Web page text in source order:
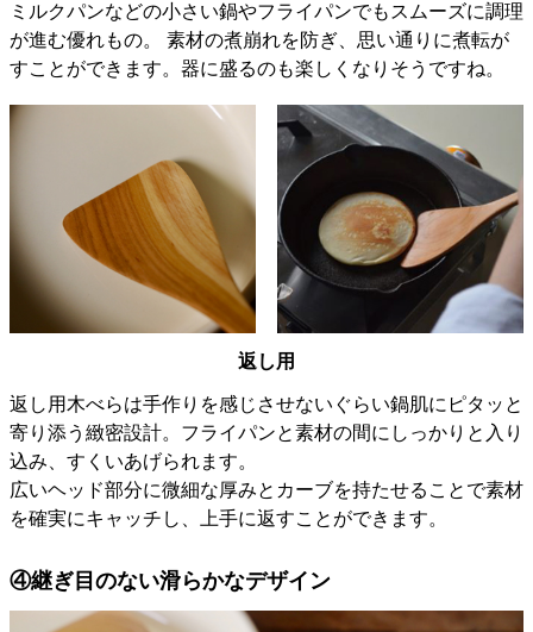
ミルクパンなどの小さい鍋やフライパンでもスムーズに調理
が進む優れもの。 素材の煮崩れを防ぎ、思い通りに煮転が
すことができます。器に盛るのも楽しくなりそうですね。
返し用
返し用木べらは手作りを感じさせないぐらい鍋肌にピタッと
寄り添う緻密設計。フライパンと素材の間にしっかりと入り
込み、すくいあげられます。
広いヘッド部分に微細な厚みとカーブを持たせることで素材
を確実にキャッチし、上手に返すことができます。
④継ぎ目のない滑らかなデザイン